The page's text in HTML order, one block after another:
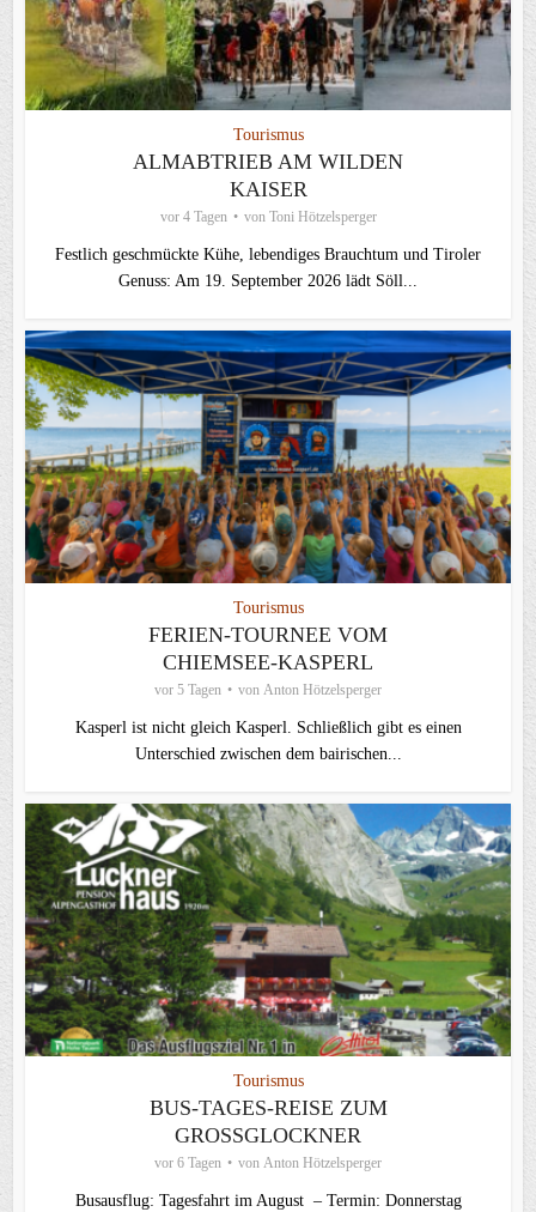
Tourismus
ALMABTRIEB AM WILDEN
KAISER
vor 4 Tagen von Toni Hötzelsperger
Festlich geschmückte Kühe, lebendiges Brauchtum und Tiroler
Genuss: Am 19. September 2026 lädt Söll...
Tourismus
FERIEN-TOURNEE VOM
CHIEMSEE-KASPERL
vor 5 Tagen von Anton Hötzelsperger
Kasperl ist nicht gleich Kasperl. Schließlich gibt es einen
Unterschied zwischen dem bairischen...
Tourismus
BUS-TAGES-REISE ZUM
GROSSGLOCKNER
vor 6 Tagen von Anton Hötzelsperger
Busausflug: Tagesfahrt im August – Termin: Donnerstag